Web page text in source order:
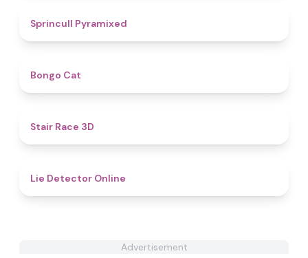
Sprincull Pyramixed
Bongo Cat
Stair Race 3D
Lie Detector Online
Advertisement